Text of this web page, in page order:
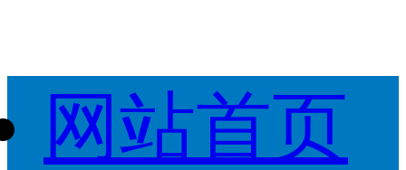
网站首页